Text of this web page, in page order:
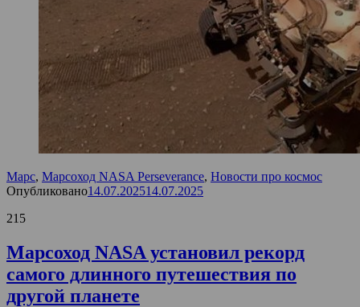
Марс, Марсоход NASA Perseverance, Новости про космос
Опубликовано14.07.202514.07.2025
215
Марсоход NASA установил рекорд
самого длинного путешествия по
другой планете